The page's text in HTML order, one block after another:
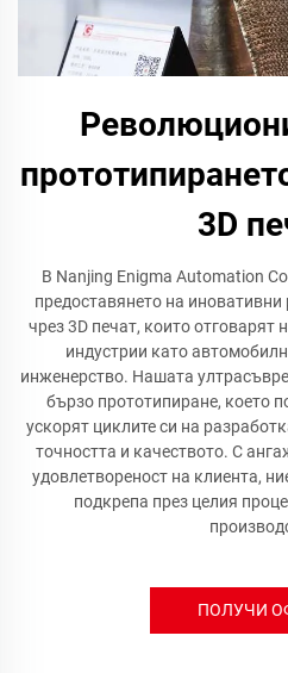
3D
В Nanjing Enigma Automation
предоставянето на
чрез 3D печат, които отговарят
индустрии като
инженерство. Нашата
бързо прототипиране, което
ускорят циклите си на
точността и качеството. С
удовлетвореност на клиента,
подкрепа през целия
ПОЛУЧИ